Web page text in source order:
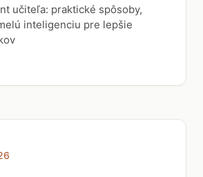
učiteľa: praktické spôsoby,
inteligenciu pre lepšie